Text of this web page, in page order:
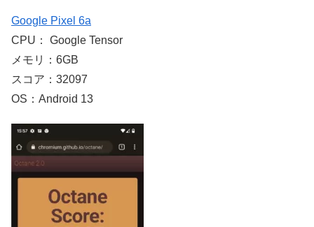
Google Pixel 6a
CPU： Google Tensor
メモリ：6GB
スコア：32097
OS：Android 13